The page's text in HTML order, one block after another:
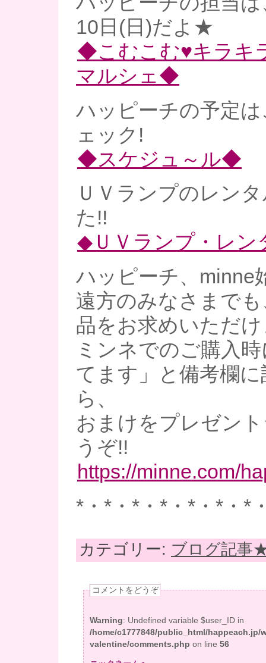
10日(日)だよ★
◆こむこむ♥キラキ
マルシェ◆
ハッピーチの予定
ェック!
◆スケジュ～ル◆
ＵＶランプのレン
た!!
◆ＵＶランプ・レ
ハッピーチ、minne
遠方のみなさまで
品をお求めいただ
ミンネでのご購入
てます」と備考欄
ら、
おまけをプレゼン
うぞ!!
https://minne.com/
*・*・*・*・*・*・*
カテゴリー: ブログ記事
コメントをどうぞ
Warning
: Undefined variable $user_ID in
/home/c1777848/public_html/happeach.jp/
valentine/comments.php on line 56